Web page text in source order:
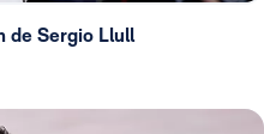
de Sergio Llull